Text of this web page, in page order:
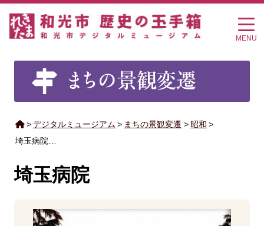
MENU
> デジタルミュージアム > まちの景観変遷 > 昭和 >
埼玉病院…
埼玉病院